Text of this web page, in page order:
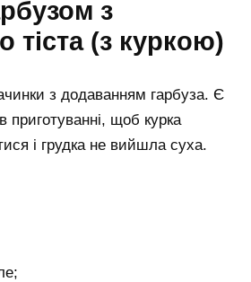
з
тіста (з куркою)
з додаванням гарбуза. Є
приготуванні, щоб курка
і грудка не вийшла суха.